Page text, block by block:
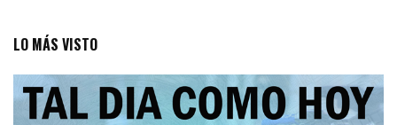
LO MÁS VISTO